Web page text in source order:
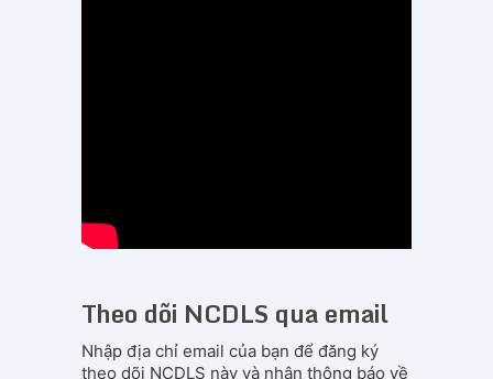
Theo dõi NCDLS qua email
Nhập địa chỉ email của bạn để đăng ký
theo dõi NCDLS này và nhận thông báo về